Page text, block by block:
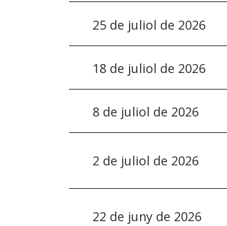
25 de juliol de 2026
18 de juliol de 2026
8 de juliol de 2026
2 de juliol de 2026
22 de juny de 2026